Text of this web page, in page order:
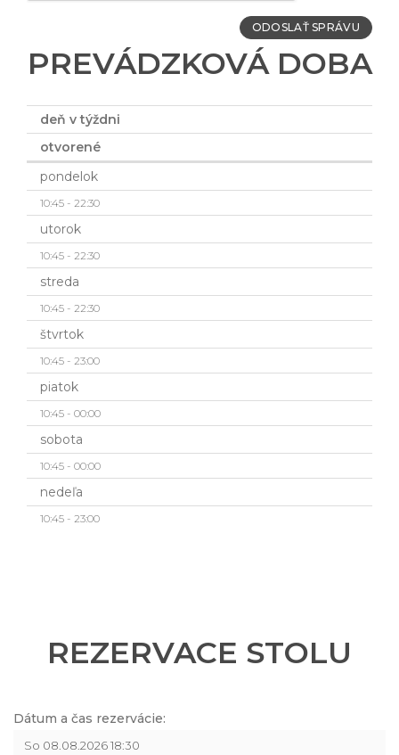
ODOSLAŤ SPRÁVU
PREVÁDZKOVÁ DOBA
deň v týždni
otvorené
pondelok
10:45 - 22:30
utorok
10:45 - 22:30
streda
10:45 - 22:30
štvrtok
10:45 - 23:00
piatok
10:45 - 00:00
sobota
10:45 - 00:00
nedeľa
10:45 - 23:00
REZERVACE STOLU
Dátum a čas rezervácie: